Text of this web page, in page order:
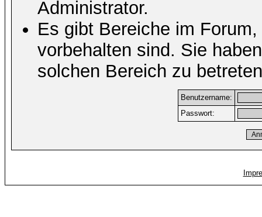
Administrator.
Es gibt Bereiche im
vorbehalten sind. Sie
solchen Bereich zu
Benutzername:
Passwort: